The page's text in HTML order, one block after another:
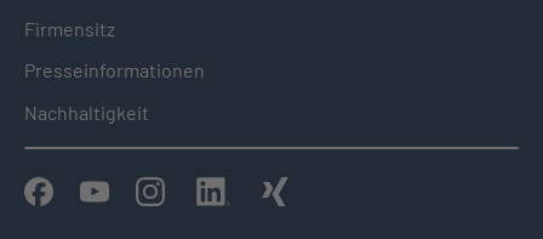
Firmensitz
Presseinformationen
Nachhaltigkeit